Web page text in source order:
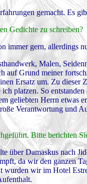
gemacht. Es
Gedichte zu schreiben?
immer gern, allerdings
Malen,
auf Grund meiner
Ersatz um. Zu
platzen. So
geliebten Herrn etwas
Verantwortung und
Bitte berichten
über Damaskus nach
da wir den ganzen
wurden wir im Hotel